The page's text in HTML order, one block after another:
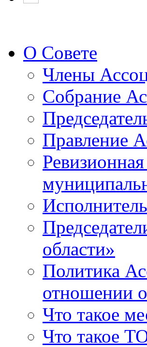
О Совете
Члены
Собрание
Правление
области»
Политика
отношении
Что такое
Что такое